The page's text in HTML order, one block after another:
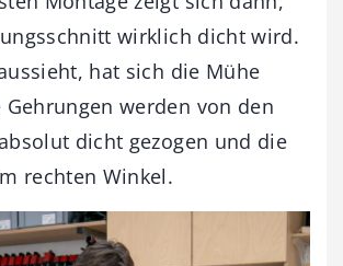
wirklich dicht wird.
hat sich die Mühe
werden von den
dicht gezogen und die
rechten Winkel.